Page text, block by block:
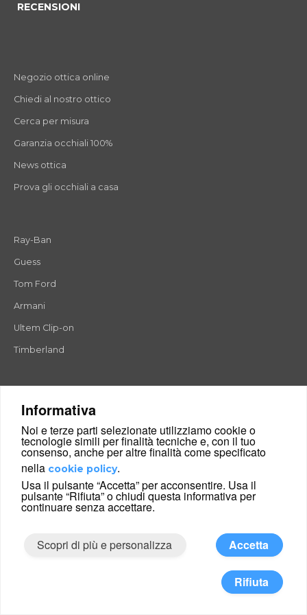
Informativa
Noi e terze parti selezionate utilizziamo cookie o
tecnologie simili per finalità tecniche e, con il tuo
consenso, anche per altre finalità come specificato
nella cookie policy.
Usa il pulsante “Accetta” per acconsentire. Usa il
pulsante “Rifiuta” o chiudi questa informativa per
continuare senza accettare.
Scopri di più e personalizza Accetta
Rifiuta
RECENSIONI
Negozio ottica online
Chiedi al nostro ottico
Cerca per misura
Garanzia occhiali 100%
News ottica
Prova gli occhiali a casa
Ray-Ban
Guess
Tom Ford
Armani
Ultem Clip-on
Timberland
Montature occhiali da vista uomo
Montature occhiali da vista donna
Montature in Titanio
Montature in Plastica
Montature in Metallo